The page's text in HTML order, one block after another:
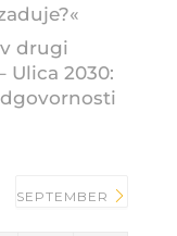
drugi
Ulica 2030:
SEPTEMBER